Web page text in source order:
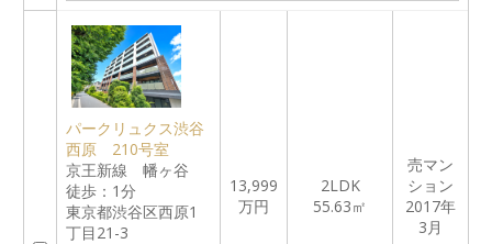
パークリュクス渋谷
西原 210号室
京王新線 幡ヶ谷
徒歩：1分
東京都渋谷区西原1
丁目21-3
13,999
万円
2LDK
55.63㎡
売マン
ション
2017年
3月